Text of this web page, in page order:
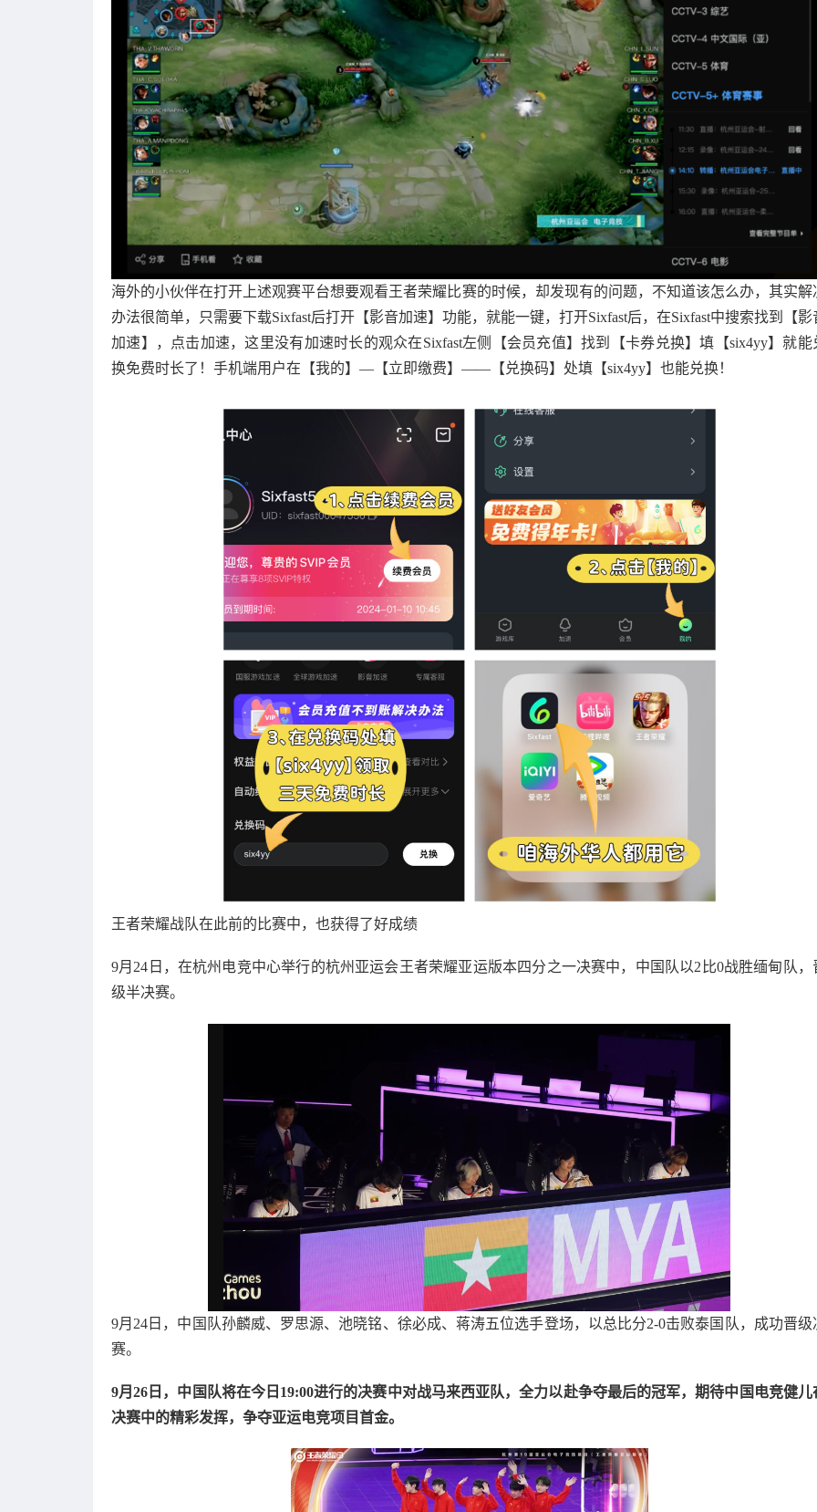
海外的小伙伴在打开上述观赛平台想要观看王者荣耀比赛的时候，却发现有的问题，不知道该怎么办，其实解
办法很简单，只需要下载Sixfast后打开【影音加速】功能，就能一键，打开Sixfast后，在Sixfast中搜索找到【影
加速】，点击加速，这里没有加速时长的观众在Sixfast左侧【会员充值】找到【卡券兑换】填【six4yy】就能
换免费时长了！手机端用户在【我的】—【立即缴费】——【兑换码】处填【six4yy】也能兑换！
王者荣耀战队在此前的比赛中，也获得了好成绩
9月24日，在杭州电竞中心举行的杭州亚运会王者荣耀亚运版本四分之一决赛中，中国队以2比0战胜缅甸队，
级半决赛。
9月24日，中国队孙麟威、罗思源、池晓铭、徐必成、蒋涛五位选手登场，以总比分2-0击败泰国队，成功晋级
赛。
9月26日，中国队将在今日19:00进行的决赛中对战马来西亚队，全力以赴争夺最后的冠军，期待中国电竞健儿
决赛中的精彩发挥，争夺亚运电竞项目首金。